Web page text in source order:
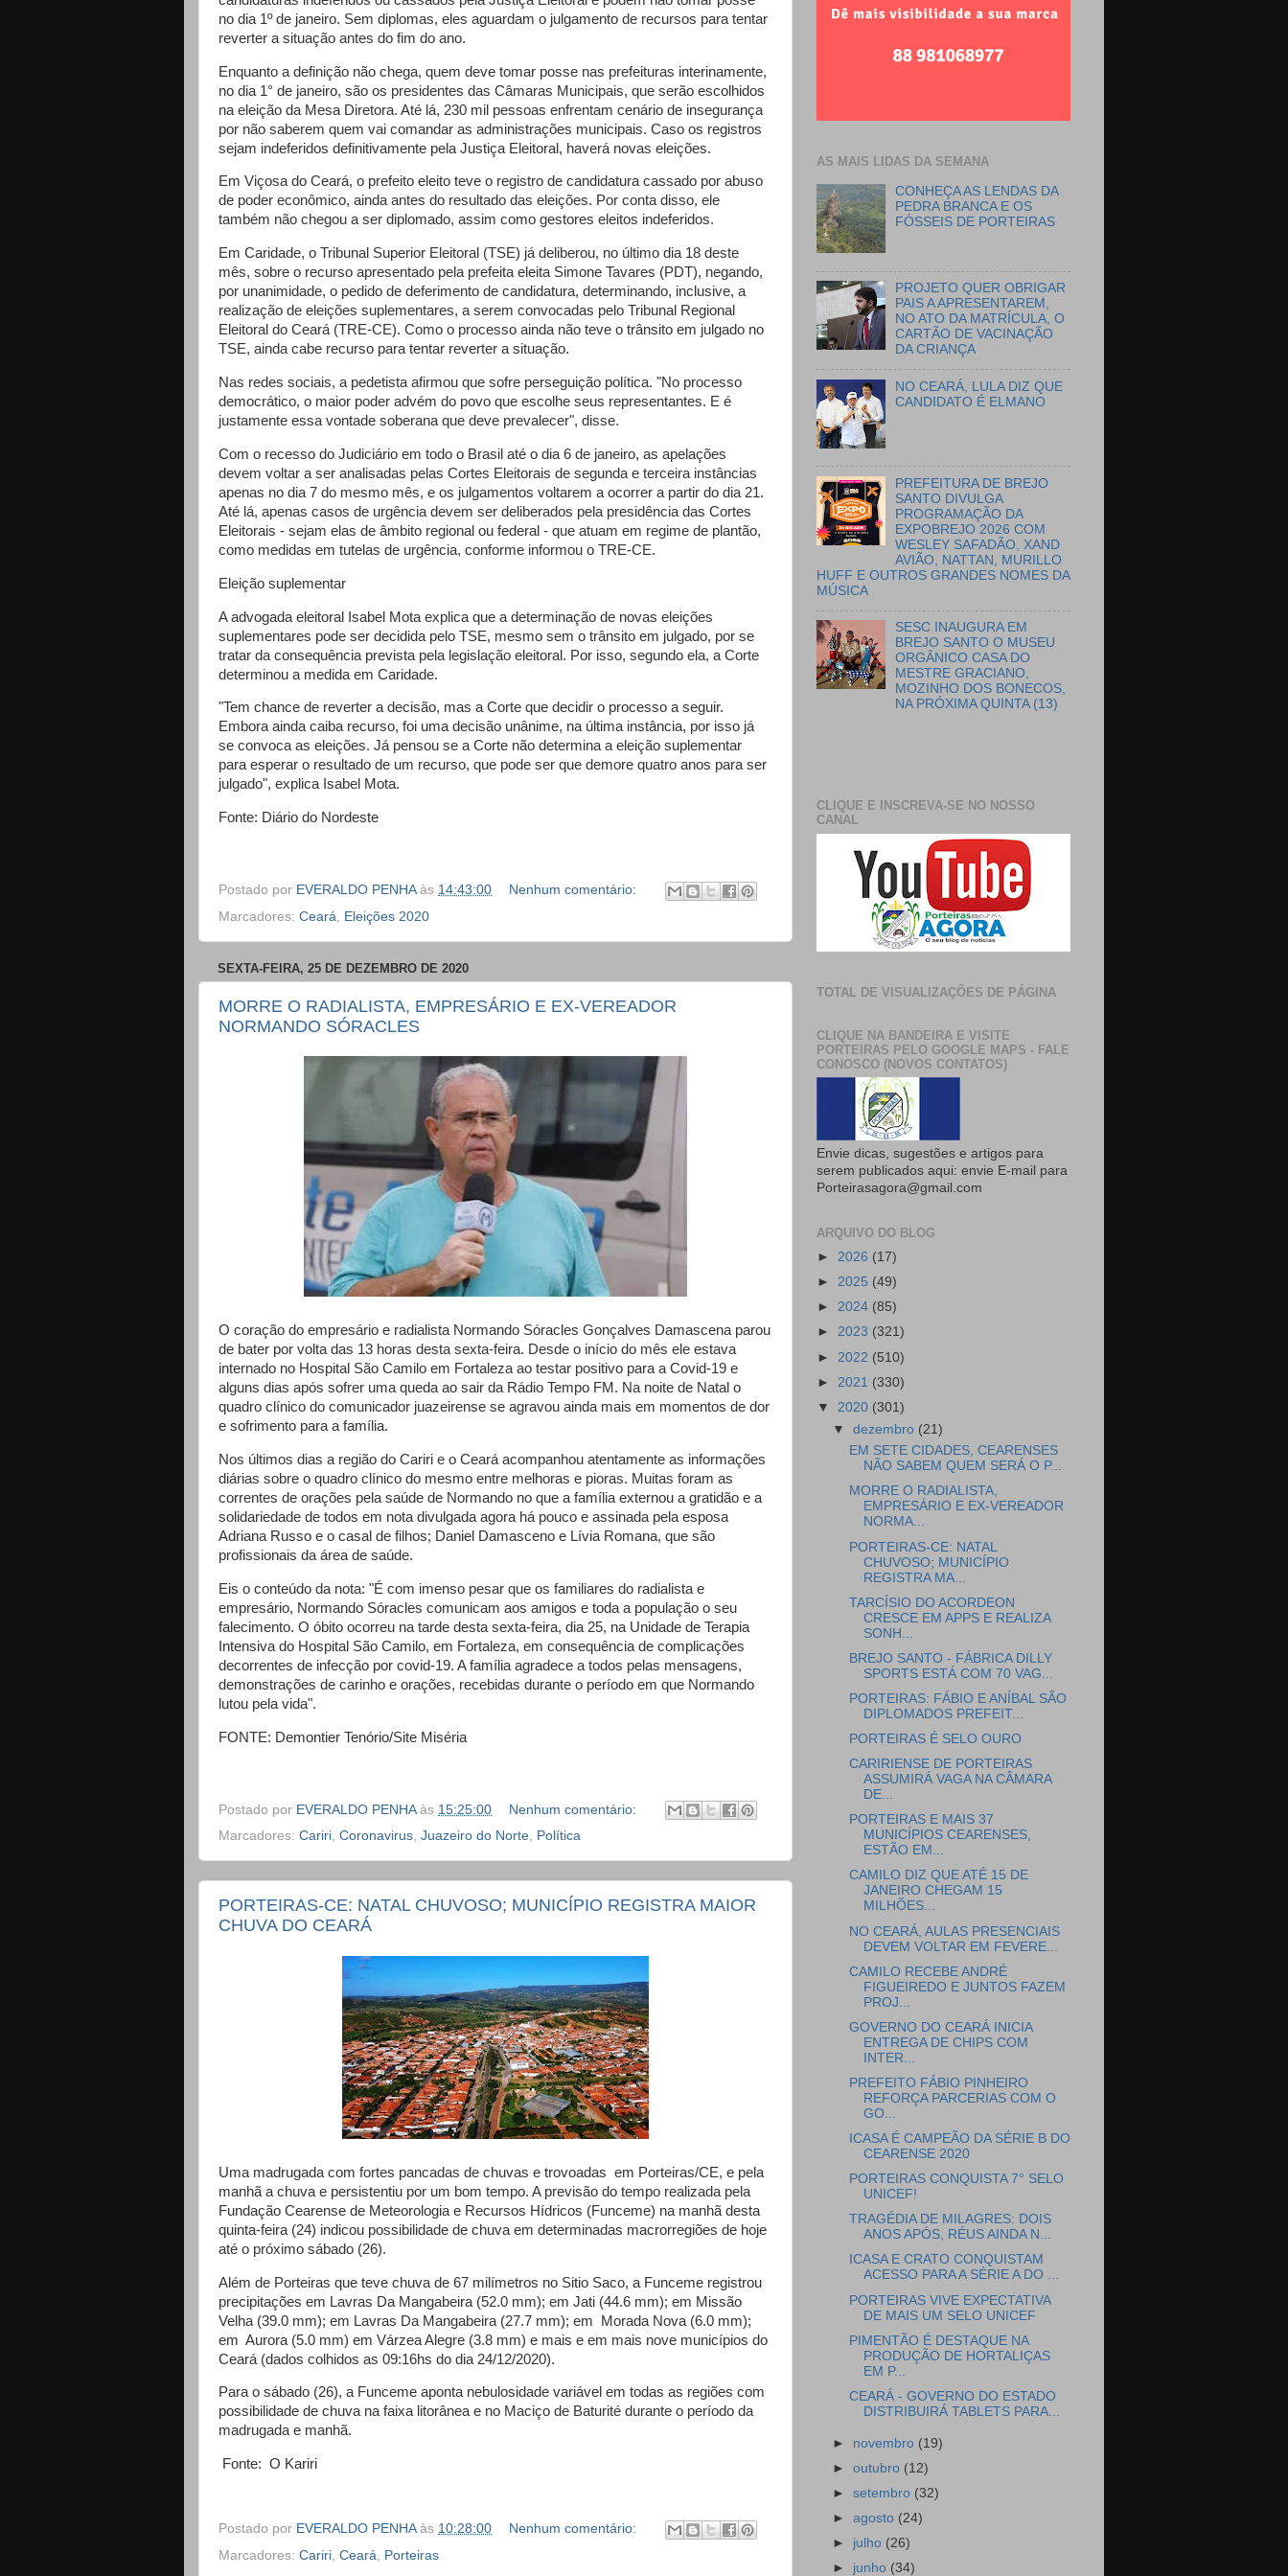
no dia 1º de janeiro. Sem diplomas, eles aguardam o julgamento de recursos para tentar
reverter a situação antes do fim do ano.
Enquanto a definição não chega, quem deve tomar posse nas prefeituras interinamente,
no dia 1° de janeiro, são os presidentes das Câmaras Municipais, que serão escolhidos
na eleição da Mesa Diretora. Até lá, 230 mil pessoas enfrentam cenário de insegurança
por não saberem quem vai comandar as administrações municipais. Caso os registros
sejam indeferidos definitivamente pela Justiça Eleitoral, haverá novas eleições.
Em Viçosa do Ceará, o prefeito eleito teve o registro de candidatura cassado por abuso
de poder econômico, ainda antes do resultado das eleições. Por conta disso, ele
também não chegou a ser diplomado, assim como gestores eleitos indeferidos.
Em Caridade, o Tribunal Superior Eleitoral (TSE) já deliberou, no último dia 18 deste
mês, sobre o recurso apresentado pela prefeita eleita Simone Tavares (PDT), negando,
por unanimidade, o pedido de deferimento de candidatura, determinando, inclusive, a
realização de eleições suplementares, a serem convocadas pelo Tribunal Regional
Eleitoral do Ceará (TRE-CE). Como o processo ainda não teve o trânsito em julgado no
TSE, ainda cabe recurso para tentar reverter a situação.
Nas redes sociais, a pedetista afirmou que sofre perseguição política. "No processo
democrático, o maior poder advém do povo que escolhe seus representantes. E é
justamente essa vontade soberana que deve prevalecer", disse.
Com o recesso do Judiciário em todo o Brasil até o dia 6 de janeiro, as apelações
devem voltar a ser analisadas pelas Cortes Eleitorais de segunda e terceira instâncias
apenas no dia 7 do mesmo mês, e os julgamentos voltarem a ocorrer a partir do dia 21.
Até lá, apenas casos de urgência devem ser deliberados pela presidência das Cortes
Eleitorais - sejam elas de âmbito regional ou federal - que atuam em regime de plantão,
como medidas em tutelas de urgência, conforme informou o TRE-CE.
Eleição suplementar
A advogada eleitoral Isabel Mota explica que a determinação de novas eleições
suplementares pode ser decidida pelo TSE, mesmo sem o trânsito em julgado, por se
tratar da consequência prevista pela legislação eleitoral. Por isso, segundo ela, a Corte
determinou a medida em Caridade.
"Tem chance de reverter a decisão, mas a Corte que decidir o processo a seguir.
Embora ainda caiba recurso, foi uma decisão unânime, na última instância, por isso já
se convoca as eleições. Já pensou se a Corte não determina a eleição suplementar
para esperar o resultado de um recurso, que pode ser que demore quatro anos para ser
julgado", explica Isabel Mota.
Fonte: Diário do Nordeste
Postado por EVERALDO PENHA às 14:43:00
Nenhum comentário:
Marcadores: Ceará Eleições 2020
SEXTA-FEIRA, 25 DE DEZEMBRO DE 2020
MORRE O RADIALISTA, EMPRESÁRIO E EX-VEREADOR
NORMANDO SÓRACLES
O coração do empresário e radialista Normando Sóracles Gonçalves Damascena parou
de bater por volta das 13 horas desta sexta-feira. Desde o início do mês ele estava
internado no Hospital São Camilo em Fortaleza ao testar positivo para a Covid-19 e
alguns dias após sofrer uma queda ao sair da Rádio Tempo FM. Na noite de Natal o
quadro clínico do comunicador juazeirense se agravou ainda mais em momentos de dor
e sofrimento para a família.
Nos últimos dias a região do Cariri e o Ceará acompanhou atentamente as informações
diárias sobre o quadro clínico do mesmo entre melhoras e pioras. Muitas foram as
correntes de orações pela saúde de Normando no que a família externou a gratidão e a
solidariedade de todos em nota divulgada agora há pouco e assinada pela esposa
Adriana Russo e o casal de filhos; Daniel Damasceno e Lívia Romana, que são
profissionais da área de saúde.
Eis o conteúdo da nota: "É com imenso pesar que os familiares do radialista e
empresário, Normando Sóracles comunicam aos amigos e toda a população o seu
falecimento. O óbito ocorreu na tarde desta sexta-feira, dia 25, na Unidade de Terapia
Intensiva do Hospital São Camilo, em Fortaleza, em consequência de complicações
decorrentes de infecção por covid-19. A família agradece a todos pelas mensagens,
demonstrações de carinho e orações, recebidas durante o período em que Normando
lutou pela vida".
FONTE: Demontier Tenório/Site Miséria
Postado por EVERALDO PENHA às 15:25:00
Nenhum comentário:
Marcadores: Cariri, Coronavirus, Juazeiro do Norte, Política
PORTEIRAS-CE: NATAL CHUVOSO; MUNICÍPIO REGISTRA MAIOR
CHUVA DO CEARÁ
Uma madrugada com fortes pancadas de chuvas e trovoadas em Porteiras/CE, e pela
manhã a chuva e persistentiu por um bom tempo. A previsão do tempo realizada pela
Fundação Cearense de Meteorologia e Recursos Hídricos (Funceme) na manhã desta
quinta-feira (24) indicou possibilidade de chuva em determinadas macrorregiões de hoje
até o próximo sábado (26).
Além de Porteiras que teve chuva de 67 milímetros no Sitio Saco, a Funceme registrou
precipitações em Lavras Da Mangabeira (52.0 mm); em Jati (44.6 mm); em Missão
Velha (39.0 mm); em Lavras Da Mangabeira (27.7 mm); em Morada Nova (6.0 mm);
em Aurora (5.0 mm) em Várzea Alegre (3.8 mm) e mais e em mais nove municípios do
Ceará (dados colhidos as 09:16hs do dia 24/12/2020).
Para o sábado (26), a Funceme aponta nebulosidade variável em todas as regiões com
possibilidade de chuva na faixa litorânea e no Maciço de Baturité durante o período da
madrugada e manhã.
Fonte: O Kariri
Postado por EVERALDO PENHA às 10:28:00
Nenhum comentário:
Marcadores: Cariri Ceará Porteiras
AS MAIS LIDAS DA SEMANA
CONHEÇA AS LENDAS DA
PEDRA BRANCA E OS
FÓSSEIS DE PORTEIRAS
PROJETO QUER OBRIGAR
PAIS A APRESENTAREM,
NO ATO DA MATRÍCULA, O
CARTÃO DE VACINAÇÃO
DA CRIANÇA
NO CEARÁ, LULA DIZ QUE
CANDIDATO É ELMANO
PREFEITURA DE BREJO
SANTO DIVULGA
PROGRAMAÇÃO DA
EXPOBREJO 2026 COM
WESLEY SAFADÃO, XAND
AVIÃO, NATTAN, MURILLO
HUFF E OUTROS GRANDES NOMES DA
MÚSICA
SESC INAUGURA EM
BREJO SANTO O MUSEU
ORGÂNICO CASA DO
MESTRE GRACIANO,
MOZINHO DOS BONECOS,
NA PRÓXIMA QUINTA (13)
CLIQUE E INSCREVA-SE NO NOSSO
CANAL
TOTAL DE VISUALIZAÇÕES DE PÁGINA
CLIQUE NA BANDEIRA E VISITE
PORTEIRAS PELO GOOGLE MAPS - FALE
CONOSCO (NOVOS CONTATOS)
Envie dicas, sugestões e artigos para
serem publicados aqui: envie E-mail para
Porteirasagora@gmail.com
ARQUIVO DO BLOG
► 2026 (17)
► 2025 (49)
► 2024 (85)
► 2023 (321)
► 2022 (510)
► 2021 (330)
▼ 2020 (301)
▼dezembro (21)
EM SETE CIDADES, CEARENSES
NÃO SABEM QUEM SERÁ O P...
MORRE O RADIALISTA,
EMPRESÁRIO E EX-VEREADOR
NORMA...
PORTEIRAS-CE: NATAL
CHUVOSO; MUNICÍPIO
REGISTRA MA...
TARCÍSIO DO ACORDEON
CRESCE EM APPS E REALIZA
SONH...
BREJO SANTO - FÁBRICA DILLY
SPORTS ESTÁ COM 70 VAG...
PORTEIRAS: FÁBIO E ANÍBAL SÃO
DIPLOMADOS PREFEIT...
PORTEIRAS É SELO OURO
CARIRIENSE DE PORTEIRAS
ASSUMIRÁ VAGA NA CÂMARA
DE...
PORTEIRAS E MAIS 37
MUNICÍPIOS CEARENSES,
ESTÃO EM...
CAMILO DIZ QUE ATÉ 15 DE
JANEIRO CHEGAM 15
MILHÕES...
NO CEARÁ, AULAS PRESENCIAIS
DEVEM VOLTAR EM FEVERE...
CAMILO RECEBE ANDRÉ
FIGUEIREDO E JUNTOS FAZEM
PROJ...
GOVERNO DO CEARÁ INICIA
ENTREGA DE CHIPS COM
INTER...
PREFEITO FÁBIO PINHEIRO
REFORÇA PARCERIAS COM O
GO...
ICASA É CAMPEÃO DA SÉRIE B DO
CEARENSE 2020
PORTEIRAS CONQUISTA 7° SELO
UNICEF!
TRAGÉDIA DE MILAGRES: DOIS
ANOS APÓS, RÉUS AINDA N...
ICASA E CRATO CONQUISTAM
ACESSO PARA A SÉRIE A DO ...
PORTEIRAS VIVE EXPECTATIVA
DE MAIS UM SELO UNICEF
PIMENTÃO É DESTAQUE NA
PRODUÇÃO DE HORTALIÇAS
EM P...
CEARÁ - GOVERNO DO ESTADO
DISTRIBUIRÁ TABLETS PARA...
► novembro (19)
►outubro (12)
►setembro (32)
►agosto (24)
► julho (26)
► junho (34)